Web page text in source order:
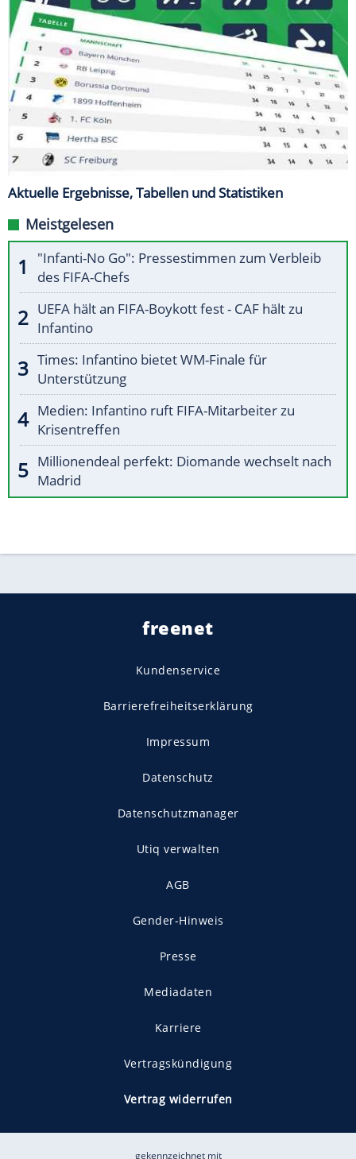
Aktuelle Ergebnisse, Tabellen und Statistiken
Meistgelesen
"Infanti-No Go": Pressestimmen zum Verbleib
des FIFA-Chefs
UEFA hält an FIFA-Boykott fest - CAF hält zu
Infantino
Times: Infantino bietet WM-Finale für
Unterstützung
Medien: Infantino ruft FIFA-Mitarbeiter zu
Krisentreffen
Millionendeal perfekt: Diomande wechselt nach
Madrid
freenet
Kundenservice
Barrierefreiheitserklärung
Impressum
Datenschutz
Datenschutzmanager
Utiq verwalten
AGB
Gender-Hinweis
Presse
Mediadaten
Karriere
Vertragskündigung
Vertrag widerrufen
gekennzeichnet mit